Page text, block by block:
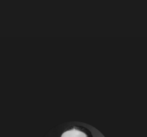
Image